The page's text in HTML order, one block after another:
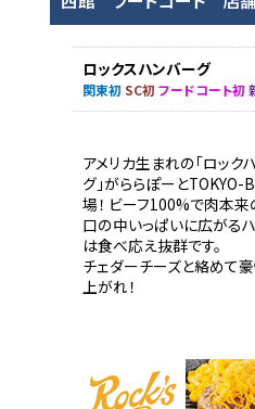
ロックスハンバーグ
関東初 SC初 フードコート初
アメリカ生まれの「ロック
グ」がららぽーとTOKYO-
場！ ビーフ100%で肉本
口の中いっぱいに広がる
は食べ応え抜群です。
チェダーチーズと絡めて
上がれ！